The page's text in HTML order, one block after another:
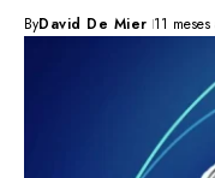
ByDavid De Mier 11